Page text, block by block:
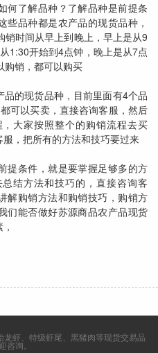
何了解品种？了解品种是前提条
些品种都是农产品的现货品种，
时间从早上到晚上，早上是从9
1:30开始到4点钟，晚上是从7点
购销，都可以购买
的现货品种，目前里面有4个品
可以买卖，直接咨询客服，然后
大家按照整个的购销流程去买
，把所有的方法和技巧要过来
提条件，就是要掌握足够多的方
结方法和技巧的，直接咨询客
解购销方法和购销技巧，购销方
们能否做好苏源商品农产品现货
虾、特级虾尾、黑猪肉等现货交易品
咨询。